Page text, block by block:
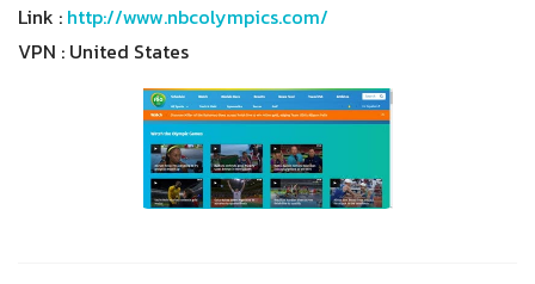
Link : http://www.nbcolympics.com/
VPN : United States